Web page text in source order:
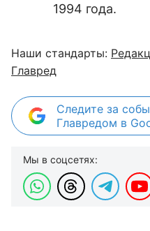
1994 года.
Наши стандарты:
Главред
Следите за
Главредом в
Мы в соцсетях: